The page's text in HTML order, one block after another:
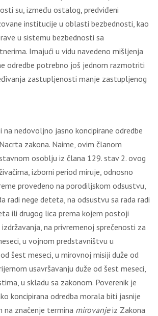
su, između ostalog, predviđeni
institucije u oblasti bezbednosti, kao
u sistemu bezbednosti sa
Imajući u vidu navedeno mišljenja
odredbe potrebno još jednom razmotriti
zastupljenosti manje zastupljenog
na nedovoljno jasno koncipirane odredbe
zakona. Naime, ovim članom
osoblju iz člana 129. stav 2. ovog
izborni period miruje, odnosno
provedeno na porodiljskom odsustvu,
radi nege deteta, na odsustvu sa rada radi
ili drugog lica prema kojem postoji
na privremenoj sprečenosti za
u vojnom predstavništvu u
šest meseci, u mirovnoj misiji duže od
usavršavanju duže od šest meseci,
u skladu sa zakonom. Poverenik je
koncipirana odredba morala biti jasnije
na značenje termina mirovanjeiz Zakona